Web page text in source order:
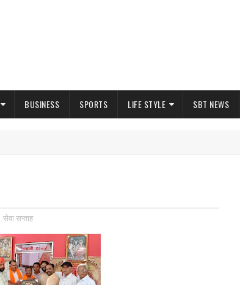
BUSINESS SPORTS LIFE STYLE SBT NEWS
सेवा सप्ताह